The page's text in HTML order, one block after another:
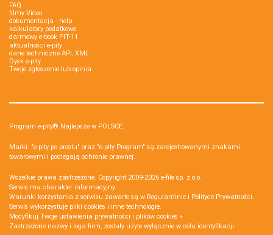
FAQ
filmy Video
dokumentacja - help
kalkulatory podatkowe
darmowy e-book PIT-11
aktualności e-pity
dane techniczne API, XML
Dysk e-pity
Twoje zgłoszenie lub opinia
Program e-pity® Najlepsze w POLSCE.
Marki: "e-pity po prostu" oraz "e-pity Program" są zarejestrowanymi znakami
towarowymi i podlegają ochronie prawnej.
Wszelkie prawa zastrzeżone. Copyright 2009-2026 e-file sp. z o.o.
Serwis ma charakter informacyjny.
Warunki korzystania z serwisu zawarte są w Regulaminie i Polityce Prywatności.
Serwis wykorzystuje pliki cookies i inne technologie.
Modyfikuj Twoje ustawienia prywatności i plików cookies »
Zastrzeżone nazwy i loga firm, zostały użyte wyłącznie w celu identyfikacji.